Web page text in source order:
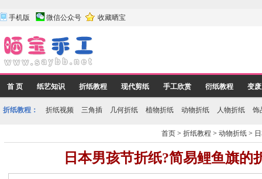
手机版 微信公众号 收藏晒宝
首 页 纸艺知识 折纸教程 现代剪纸 手工欣赏 衍纸教程 变
折纸教程： 折纸视频 三角插 几何折纸 植物折纸 动物折纸 人物折纸 饰
首页 >折纸教程 >动物折纸 >
日本男孩节折纸?简易鲤鱼旗的